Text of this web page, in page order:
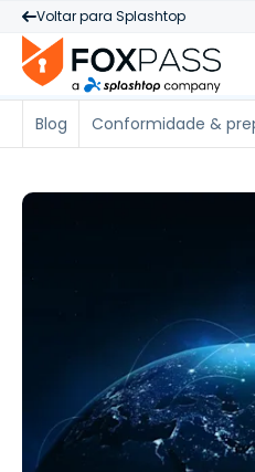
Voltar para Splashtop
Blog Conformidade &